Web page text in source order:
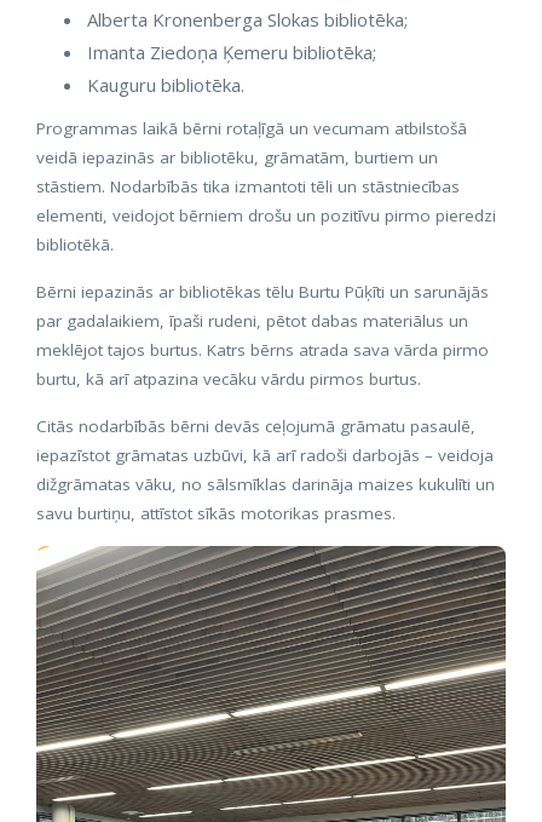
Alberta Kronenberga Slokas bibliotēka;
Imanta Ziedoņa Ķemeru bibliotēka;
Kauguru bibliotēka.
Programmas laikā bērni rotaļīgā un vecumam atbilstošā
veidā iepazinās ar bibliotēku, grāmatām, burtiem un
stāstiem. Nodarbībās tika izmantoti tēli un stāstniecības
elementi, veidojot bērniem drošu un pozitīvu pirmo pieredzi
bibliotēkā.
Bērni iepazinās ar bibliotēkas tēlu Burtu Pūķīti un sarunājās
par gadalaikiem, īpaši rudeni, pētot dabas materiālus un
meklējot tajos burtus. Katrs bērns atrada sava vārda pirmo
burtu, kā arī atpazina vecāku vārdu pirmos burtus.
Citās nodarbībās bērni devās ceļojumā grāmatu pasaulē,
iepazīstot grāmatas uzbūvi, kā arī radoši darbojās – veidoja
dižgrāmatas vāku, no sālsmīklas darināja maizes kukulīti un
savu burtiņu, attīstot sīkās motorikas prasmes.